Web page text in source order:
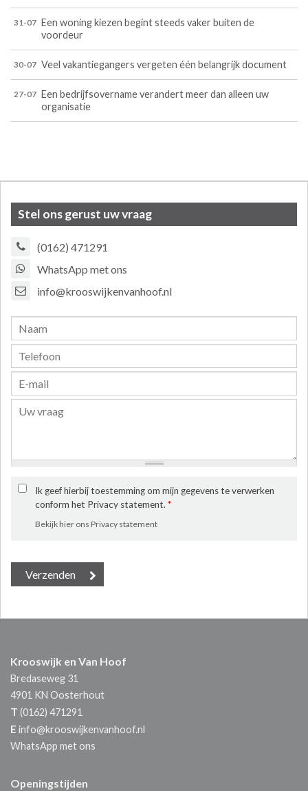
31-07
Een woning kiezen begint steeds vaker buiten de
voordeur
30-07 Veel vakantiegangers vergeten één belangrijk document
27-07
Een bedrijfsovername verandert meer dan alleen uw
organisatie
Stel ons gerust uw vraag
(0162) 471291
WhatsApp met ons
info@krooswijkenvanhoof.nl
Ik geef hierbij toestemming om mijn gegevens te verwerken
conform het Privacy statement.*
Bekijk hier ons Privacy statement
Krooswijk en Van Hoof
Bredaseweg 31
4901 KN Oosterhout
T (0162) 471291
E info@krooswijkenvanhoof.nl
WhatsApp met ons
Openingstijden